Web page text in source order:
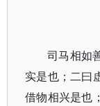
司马相如
实是也；二曰
借物相兴是也